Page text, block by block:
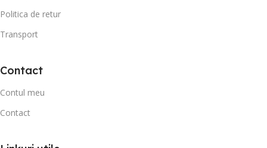
Politica de retur
Transport
Contact
Contul meu
Contact